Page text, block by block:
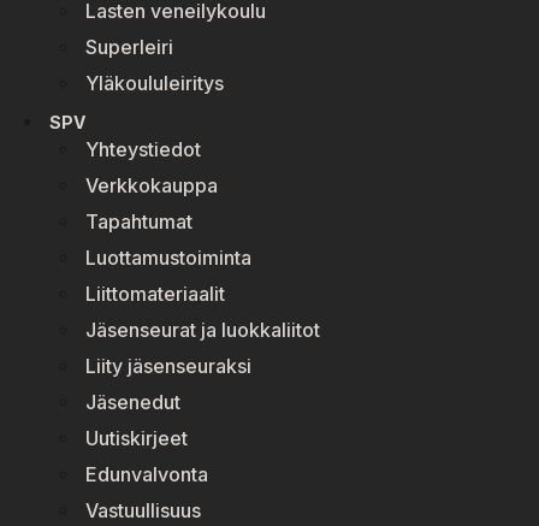
Lasten veneilykoulu
Superleiri
Yläkoululeiritys
SPV
Yhteystiedot
Verkkokauppa
Tapahtumat
Luottamustoiminta
Liittomateriaalit
Jäsenseurat ja luokkaliitot
Liity jäsenseuraksi
Jäsenedut
Uutiskirjeet
Edunvalvonta
Vastuullisuus